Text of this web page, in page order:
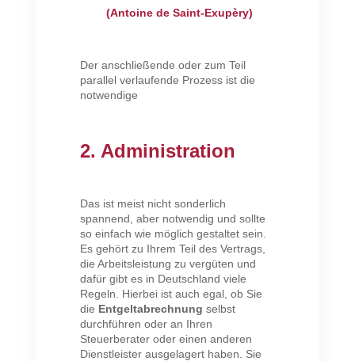
(Antoine de Saint-Exupèry)
Der anschließende oder zum Teil
parallel verlaufende Prozess ist die
notwendige
2. Administration
Das ist meist nicht sonderlich
spannend, aber notwendig und sollte
so einfach wie möglich gestaltet sein.
Es gehört zu Ihrem Teil des Vertrags,
die Arbeitsleistung zu vergüten und
dafür gibt es in Deutschland viele
Regeln. Hierbei ist auch egal, ob Sie
die Entgeltabrechnung selbst
durchführen oder an Ihren
Steuerberater oder einen anderen
Dienstleister ausgelagert haben. Sie